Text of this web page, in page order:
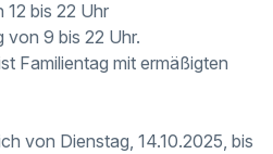
bis 22 Uhr
von 9 bis 22 Uhr.
Familientag mit ermäßigten
von Dienstag, 14.10.2025, bis